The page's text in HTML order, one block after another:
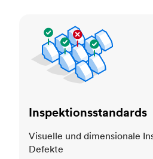
Inspektionsstandards
Visuelle und dimensionale
Defekte